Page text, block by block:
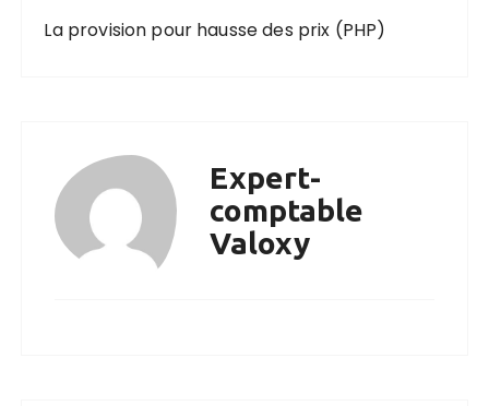
La provision pour hausse des prix (PHP)
Expert-
comptable
Valoxy